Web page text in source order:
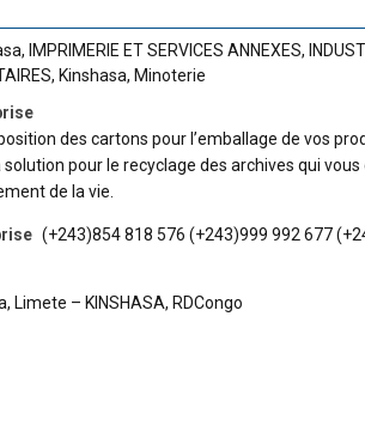
, IMPRIMERIE ET SERVICES ANNEXES,
, Kinshasa, Minoterie
des cartons pour l’emballage de vos
pour le recyclage des archives qui
de la vie.
(+243)854 818 576 (+243)999 992 677
Limete – KINSHASA, RDCongo